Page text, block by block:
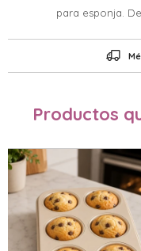
para esponja.
Productos